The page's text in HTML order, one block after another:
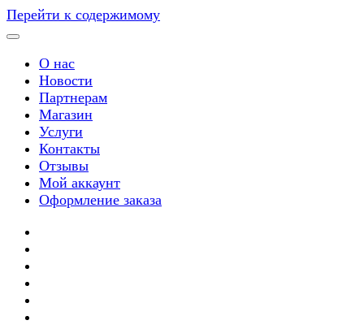
Перейти к содержимому
О нас
Новости
Партнерам
Магазин
Услуги
Контакты
Отзывы
Мой аккаунт
Оформление заказа